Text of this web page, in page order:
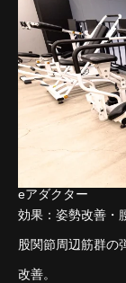
eアダクター
効果：姿勢改善・
股関節周辺筋群の
改善。